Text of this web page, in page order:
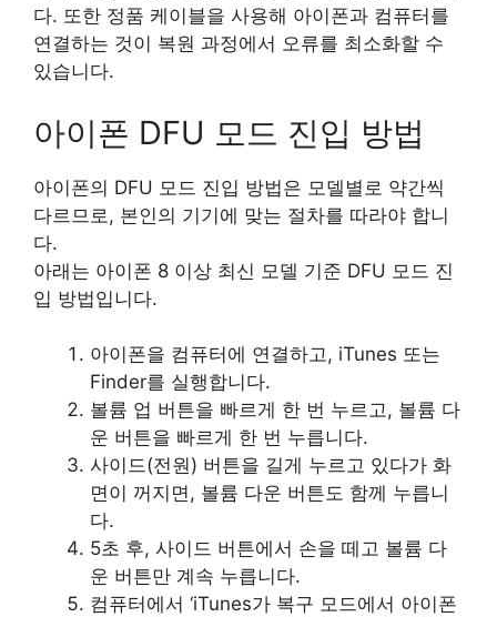
다. 또한 정품 케이블을 사용해 아이폰과 컴퓨터를
연결하는 것이 복원 과정에서 오류를 최소화할 수
있습니다.
아이폰 DFU 모드 진입 방법
아이폰의 DFU 모드 진입 방법은 모델별로 약간씩
다르므로, 본인의 기기에 맞는 절차를 따라야 합니
다.
아래는 아이폰 8 이상 최신 모델 기준 DFU 모드 진
입 방법입니다.
아이폰을 컴퓨터에 연결하고, iTunes 또는
Finder를 실행합니다.
볼륨 업 버튼을 빠르게 한 번 누르고, 볼륨 다
운 버튼을 빠르게 한 번 누릅니다.
사이드(전원) 버튼을 길게 누르고 있다가 화
면이 꺼지면, 볼륨 다운 버튼도 함께 누릅니
다.
5초 후, 사이드 버튼에서 손을 떼고 볼륨 다
운 버튼만 계속 누릅니다.
컴퓨터에서 ‘iTunes가 복구 모드에서 아이폰